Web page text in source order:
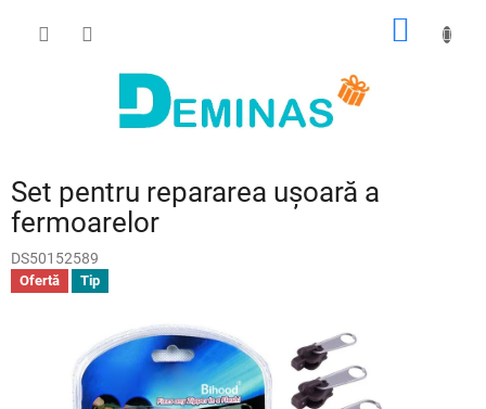
COŞ
Set pentru repararea ușoară a
fermoarelor
DS50152589
Ofertă Tip